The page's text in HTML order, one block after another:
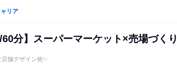
リア
60分】スーパーマーケット×売場づくり
舗デザイン術✨